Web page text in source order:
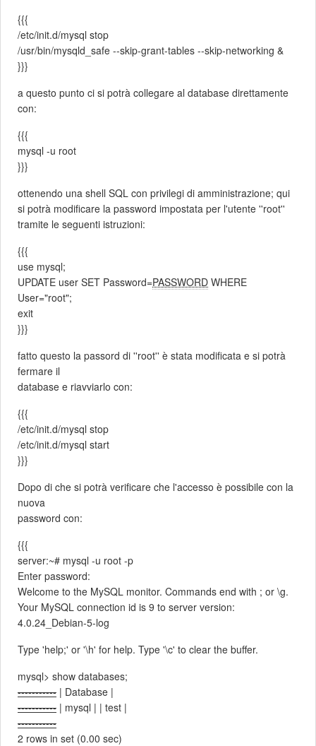
{{{
/etc/init.d/mysql stop
/usr/bin/mysqld_safe --skip-grant-tables --skip-networking &
}}}
a questo punto ci si potrà collegare al database direttamente
con:
{{{
mysql -u root
}}}
ottenendo una shell SQL con privilegi di amministrazione; qui
si potrà modificare la password impostata per l'utente ''root''
tramite le seguenti istruzioni:
{{{
use mysql;
UPDATE user SET Password=PASSWORD WHERE
User="root";
exit
}}}
fatto questo la passord di ''root'' è stata modificata e si potrà
fermare il
database e riavviarlo con:
{{{
/etc/init.d/mysql stop
/etc/init.d/mysql start
}}}
Dopo di che si potrà verificare che l'accesso è possibile con la
nuova
password con:
{{{
server:~# mysql -u root -p
Enter password:
Welcome to the MySQL monitor. Commands end with ; or \g.
Your MySQL connection id is 9 to server version:
4.0.24_Debian-5-log
Type 'help;' or '\h' for help. Type '\c' to clear the buffer.
mysql> show databases;
----------- | Database |
----------- | mysql | | test |
-----------
2 rows in set (0.00 sec)